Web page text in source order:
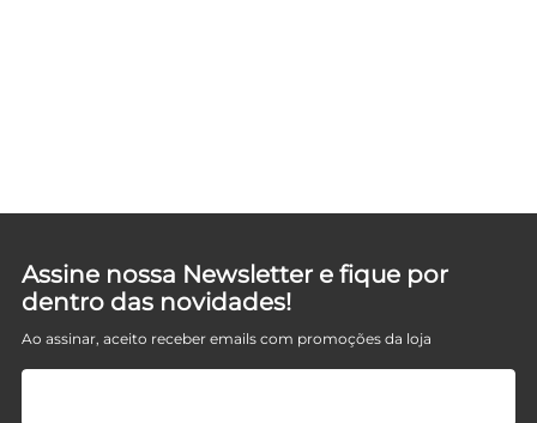
Assine nossa Newsletter e fique por
dentro das novidades!
Ao assinar, aceito receber emails com promoções da loja